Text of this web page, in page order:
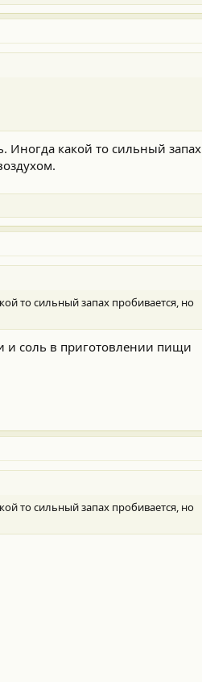
Иногда какой то сильный запах
то сильный запах пробивается, но
и соль в приготовлении пищи
то сильный запах пробивается, но